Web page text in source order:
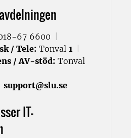
67 6600
/ Tele: Tonval 1
/ AV-stöd: Tonval
support@slu.se
IT-